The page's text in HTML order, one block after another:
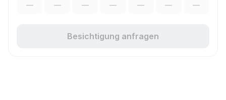
— — — — — — —
Besichtigung anfragen